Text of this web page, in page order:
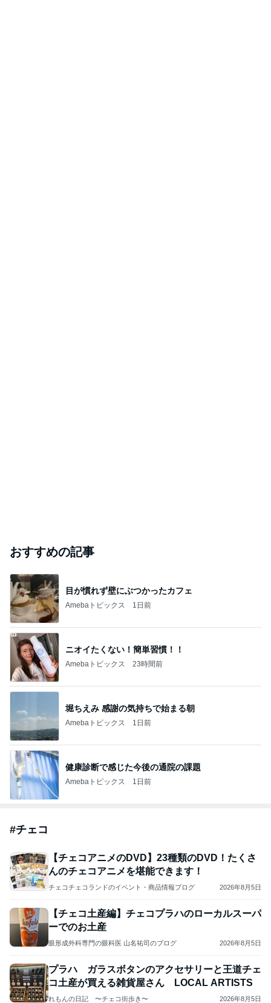
おすすめの記事
目が慣れず壁にぶつかったカフェ
Amebaトピックス 1日前
ニオイたくない！簡単習慣！！
Amebaトピックス 23時間前
堀ちえみ 感謝の気持ちで始まる朝
Amebaトピックス 1日前
健康診断で感じた今後の通院の課題
Amebaトピックス 1日前
#チェコ
【チェコアニメのDVD】23種類のDVD！たくさ
んのチェコアニメを堪能できます！
チェコチェコランドのイベント・商品情報ブログ 2026年8月5日
【チェコ土産編】チェコプラハのローカルスーパ
ーでのお土産
眼形成外科専門の眼科医 山名祐司のブログ 2026年8月5日
プラハ ガラスボタンのアクセサリーと王道チェ
コ土産が買える雑貨屋さん LOCAL ARTISTS
れもんの日記 〜チェコ街歩き〜 2026年8月5日